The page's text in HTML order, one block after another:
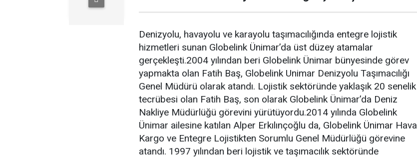
Denizyolu, havayolu ve karayolu taşımacılığında entegre lojistik
hizmetleri sunan Globelink Ünimar’da üst düzey atamalar
gerçekleşti.2004 yılından beri Globelink Ünimar bünyesinde görev
yapmakta olan Fatih Baş, Globelink Unimar Denizyolu Taşımacılığı
Genel Müdürü olarak atandı. Lojistik sektöründe yaklaşık 20 senelik
tecrübesi olan Fatih Baş, son olarak Globelink Ünimar’da Deniz
Nakliye Müdürlüğü görevini yürütüyordu.2014 yılında Globelink
Ünimar ailesine katılan Alper Erkılınçoğlu da, Globelink Ünimar Hava
Kargo ve Entegre Lojistikten Sorumlu Genel Müdürlüğü görevine
atandı. 1997 yılından beri lojistik ve taşımacılık sektöründe